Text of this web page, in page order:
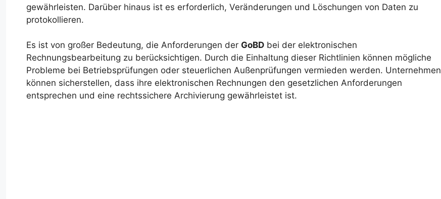
gewährleisten. Darüber hinaus ist es erforderlich, Veränderungen und Löschungen von Daten zu
protokollieren.
Es ist von großer Bedeutung, die Anforderungen der GoBD bei der elektronischen
Rechnungsbearbeitung zu berücksichtigen. Durch die Einhaltung dieser Richtlinien können mögliche
Probleme bei Betriebsprüfungen oder steuerlichen Außenprüfungen vermieden werden. Unternehmen
können sicherstellen, dass ihre elektronischen Rechnungen den gesetzlichen Anforderungen
entsprechen und eine rechtssichere Archivierung gewährleistet ist.